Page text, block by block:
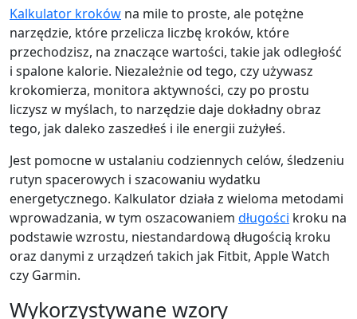
Kalkulator kroków na mile to proste, ale potężne
narzędzie, które przelicza liczbę kroków, które
przechodzisz, na znaczące wartości, takie jak odległość
i spalone kalorie. Niezależnie od tego, czy używasz
krokomierza, monitora aktywności, czy po prostu
liczysz w myślach, to narzędzie daje dokładny obraz
tego, jak daleko zaszedłeś i ile energii zużyłeś.
Jest pomocne w ustalaniu codziennych celów, śledzeniu
rutyn spacerowych i szacowaniu wydatku
energetycznego. Kalkulator działa z wieloma metodami
wprowadzania, w tym oszacowaniem długości kroku na
podstawie wzrostu, niestandardową długością kroku
oraz danymi z urządzeń takich jak Fitbit, Apple Watch
czy Garmin.
Wykorzystywane wzory